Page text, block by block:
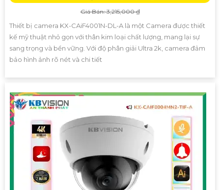
Giá Bán: 3,215,000 ₫
Thiết bị camera KX-CAiF4001N-DL-A là một Camera được thiết
kế mỹ thuật nhỏ gọn với thân kim loại chất lượng, mang lại sự
sang trọng và bền vững. Với độ phân giải Ultra 2k, camera đảm
bảo hình ảnh rõ nét và chi tiết